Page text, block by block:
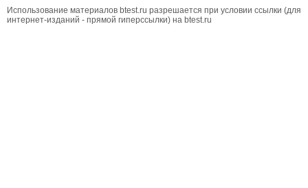
Использование материалов btest.ru разрешается при условии ссылки (для
интернет-изданий - прямой гиперссылки) на btest.ru